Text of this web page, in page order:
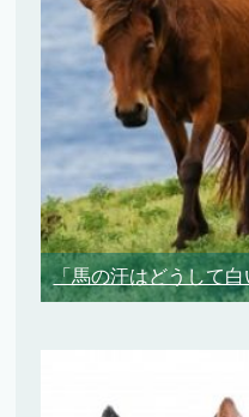
「馬の汗はどうして